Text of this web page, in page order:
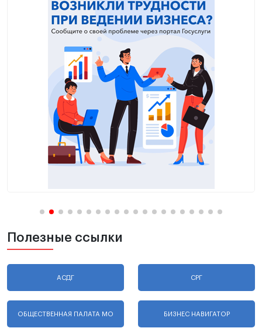
Полезные ссылки
АСДГ СРГ
ОБЩЕСТВЕННАЯ ПАЛАТА МО БИЗНЕС НАВИГАТОР